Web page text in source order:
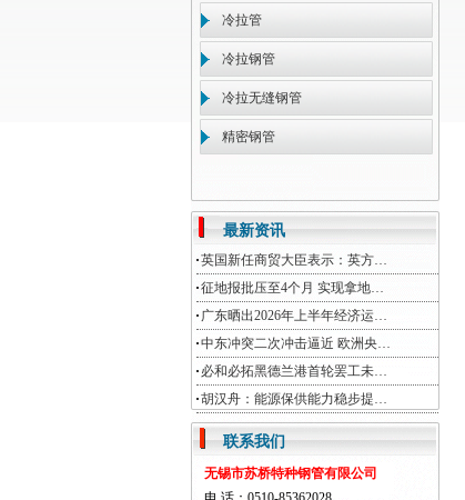
冷拉管
冷拉钢管
冷拉无缝钢管
精密钢管
最新资讯
英国新任商贸大臣表示：英方…
征地报批压至4个月 实现拿地…
广东晒出2026年上半年经济运…
中东冲突二次冲击逼近 欧洲央…
必和必拓黑德兰港首轮罢工未…
胡汉舟：能源保供能力稳步提…
联系我们
无锡市苏桥特种钢管有限公司